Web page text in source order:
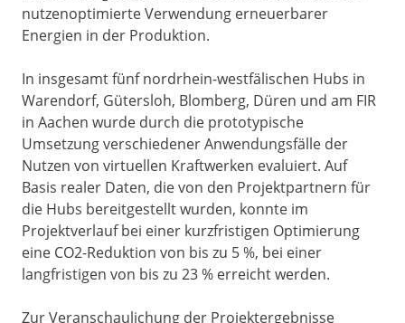
nutzenoptimierte Verwendung erneuerbarer
Energien in der Produktion.
In insgesamt fünf nordrhein-westfälischen Hubs in
Warendorf, Gütersloh, Blomberg, Düren und am FIR
in Aachen wurde durch die prototypische
Umsetzung verschiedener Anwendungsfälle der
Nutzen von virtuellen Kraftwerken evaluiert. Auf
Basis realer Daten, die von den Projektpartnern für
die Hubs bereitgestellt wurden, konnte im
Projektverlauf bei einer kurzfristigen Optimierung
eine CO2-Reduktion von bis zu 5 %, bei einer
langfristigen von bis zu 23 % erreicht werden.
Zur Veranschaulichung der Projektergebnisse